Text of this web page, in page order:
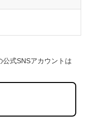
式SNSアカウントは